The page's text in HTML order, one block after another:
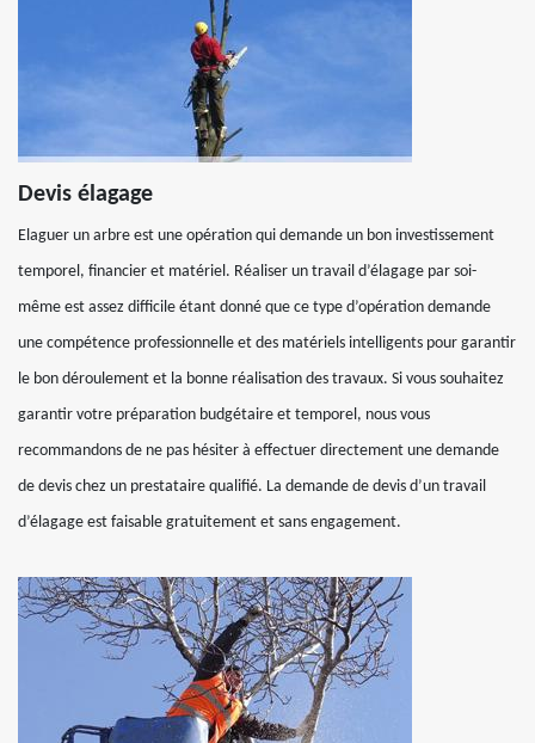
Devis élagage
Elaguer un arbre est une opération qui demande un bon investissement
temporel, financier et matériel. Réaliser un travail d’élagage par soi-
même est assez difficile étant donné que ce type d’opération demande
une compétence professionnelle et des matériels intelligents pour garantir
le bon déroulement et la bonne réalisation des travaux. Si vous souhaitez
garantir votre préparation budgétaire et temporel, nous vous
recommandons de ne pas hésiter à effectuer directement une demande
de devis chez un prestataire qualifié. La demande de devis d’un travail
d’élagage est faisable gratuitement et sans engagement.